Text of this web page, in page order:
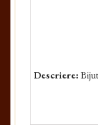
Descriere: